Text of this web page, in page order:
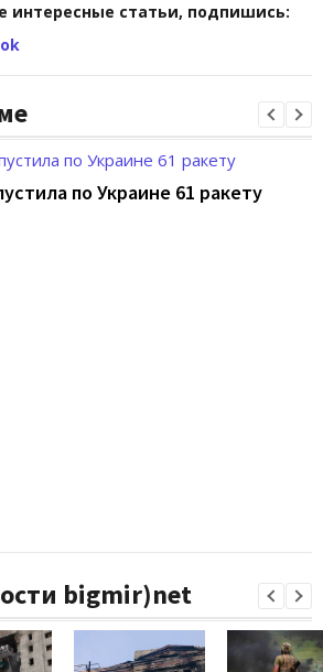
интересные статьи, подпишись:
по Украине 61 ракету
bigmir)net